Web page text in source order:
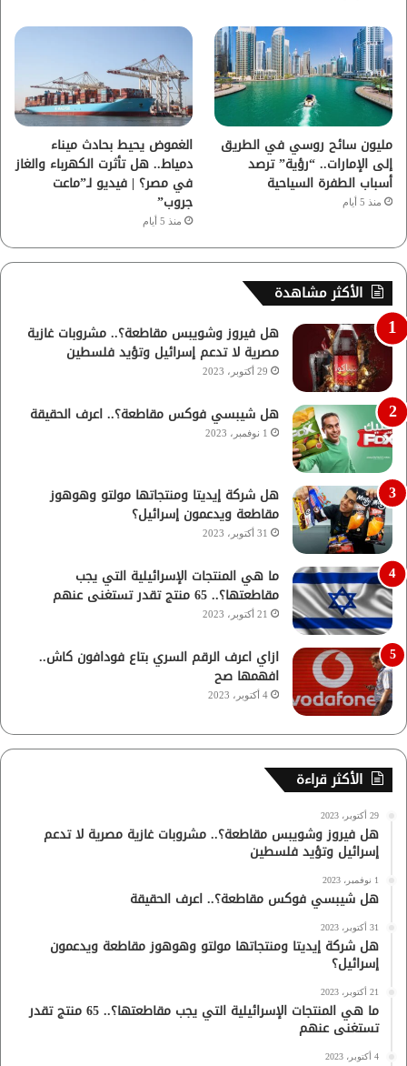
مليون سائح روسي في الطريق
إلى الإمارات.. “رؤية” ترصد
أسباب الطفرة السياحية
منذ 5 أيام
الغموض يحيط بحادث ميناء
دمياط.. هل تأثرت الكهرباء والغاز
في مصر؟ | فيديو لـ”ماعت
جروب”
منذ 5 أيام
الأكثر مشاهدة
هل فيروز وشويبس مقاطعة؟.. مشروبات غازية
مصرية لا تدعم إسرائيل وتؤيد فلسطين
29 أكتوبر، 2023
هل شيبسي فوكس مقاطعة؟.. اعرف الحقيقة
1 نوفمبر، 2023
هل شركة إيديتا ومنتجاتها مولتو وهوهوز
مقاطعة ويدعمون إسرائيل؟
31 أكتوبر، 2023
ما هي المنتجات الإسرائيلية التي يجب
مقاطعتها؟.. 65 منتج تقدر تستغنى عنهم
21 أكتوبر، 2023
ازاي اعرف الرقم السري بتاع فودافون كاش..
افهمها صح
4 أكتوبر، 2023
الأكثر قراءة
29 أكتوبر، 2023
هل فيروز وشويبس مقاطعة؟.. مشروبات غازية مصرية لا تدعم
إسرائيل وتؤيد فلسطين
1 نوفمبر، 2023
هل شيبسي فوكس مقاطعة؟.. اعرف الحقيقة
31 أكتوبر، 2023
هل شركة إيديتا ومنتجاتها مولتو وهوهوز مقاطعة ويدعمون
إسرائيل؟
21 أكتوبر، 2023
ما هي المنتجات الإسرائيلية التي يجب مقاطعتها؟.. 65 منتج تقدر
تستغنى عنهم
4 أكتوبر، 2023